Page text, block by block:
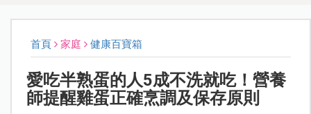
首頁 家庭 健康百寶箱
愛吃半熟蛋的人5成不洗就吃！營養
師提醒雞蛋正確烹調及保存原則